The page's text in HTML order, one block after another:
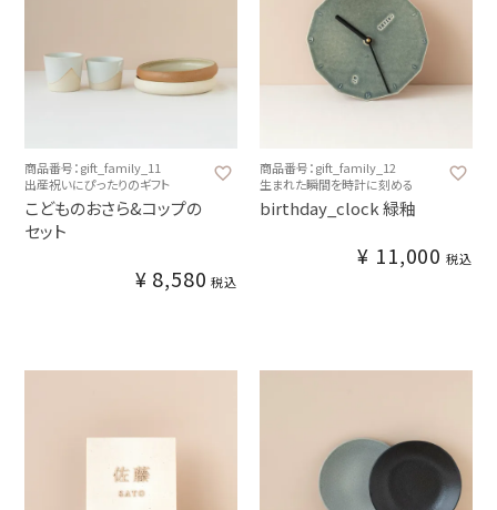
商品番号：gift_family_11
出産祝いにぴったりのギフト
こどものおさら&コップの
セット
¥ 8,580 税込
商品番号：gift_family_12
生まれた瞬間を時計に刻める
birthday_clock 緑釉
¥ 11,000 税込